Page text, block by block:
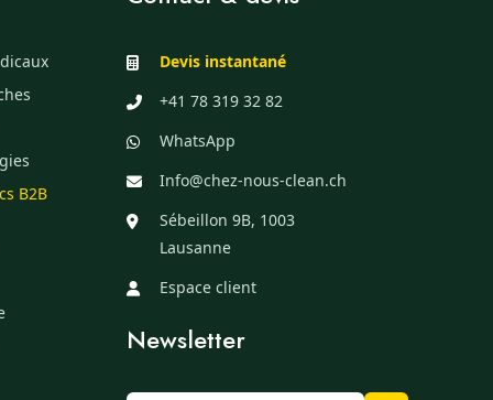
B2B
Devis instantané
+41 78 319 32 82
WhatsApp
Info@chez-nous-clean.ch
Sébeillon 9B, 1003
Lausanne
Espace client
Newsletter